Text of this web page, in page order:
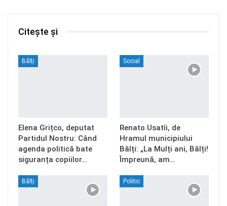
Citește și
Bălți
Elena Grițco, deputat
Partidul Nostru: Când
agenda politică bate
siguranța copiilor…
Social
Renato Usatîi, de
Hramul municipiului
Bălți: „La Mulți ani, Bălți!
Împreună, am…
Bălți Politic